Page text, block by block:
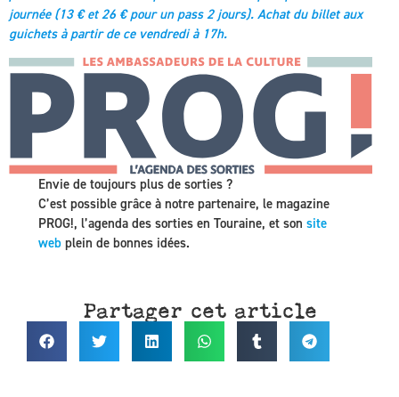
journée (13 € et 26 € pour un pass 2 jours). Achat du billet aux
guichets à partir de ce vendredi à 17h.
Envie de toujours plus de sorties ?
C’est possible grâce à notre partenaire, le magazine
PROG!, l’agenda des sorties en Touraine, et son site
webplein de bonnes idées.
Partager cet article